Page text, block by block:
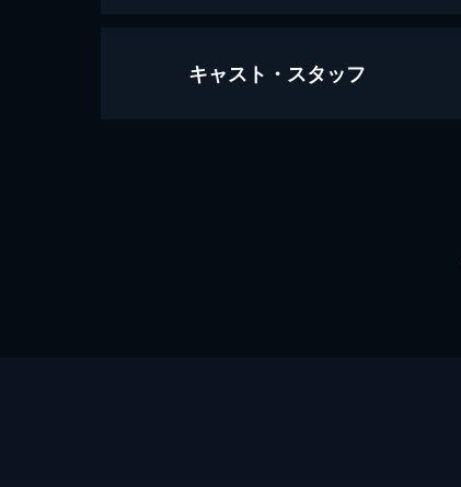
若き日の次郎長 東海道のつむじ風
キャスト・スタッフ